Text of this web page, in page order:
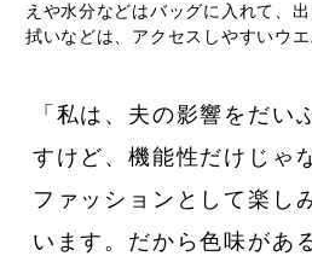
えや水分などはバッグに入れて、
拭いなどは、アクセスしやすいウエ
「私は、夫の影響をだい
すけど、機能性だけじゃ
ファッションとして楽し
います。だから色味があ